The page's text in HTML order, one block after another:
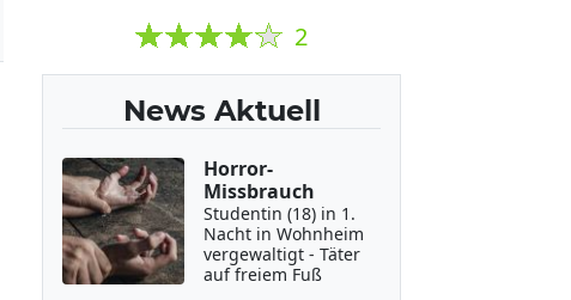
2
News Aktuell
Horror-
Missbrauch
Studentin (18) in 1.
Nacht in Wohnheim
vergewaltigt - Täter
auf freiem Fuß